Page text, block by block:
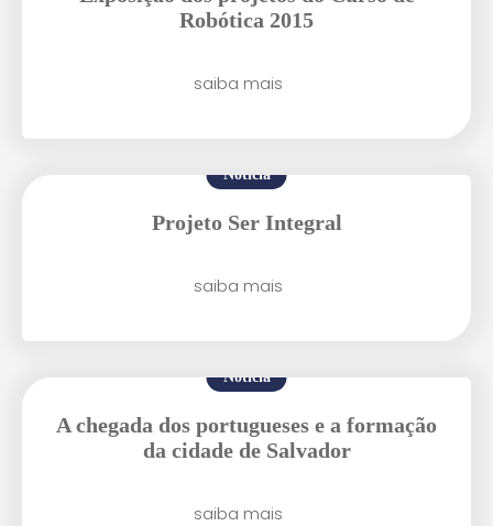
Robótica 2015
saiba mais
Notícia
Projeto Ser Integral
saiba mais
Notícia
A chegada dos portugueses e a formação
da cidade de Salvador
saiba mais
Agende uma visita
Enviar E-mail